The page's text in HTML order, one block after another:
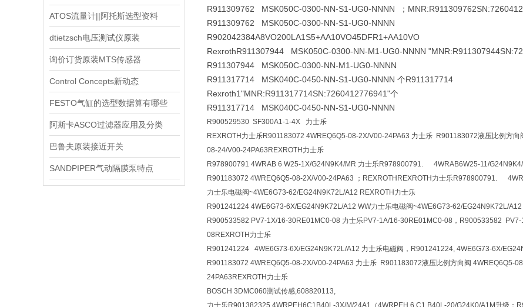
ATOS流量计||阿托斯选型资料
dtietzsch电压测试仪原装
询价订货原装MTS传感器
Control Concepts新动态
FESTO气缸的选型数据算有哪些
阿斯卡ASCO过滤器应用及分类
巴鲁夫原装接近开关
SANDPIPER气动隔膜泵特点
R911309762 MSK050C-0300-NN-S1-UG0-NNNN ；
R911309762 MSK050C-0300-NN-S1-UG0-NNNN
R902042384A8VO200LA1S5+AA10VO45DFR1+AA10VO
RexrothR911307944 MSK050C-0300-NN-M1-UG0-NNNN
R911307944 MSK050C-0300-NN-M1-UG0-NNNN
R911317714 MSK040C-0450-NN-S1-UG0-NNNN 个R911317714
Rexroth1"MNR:R911317714SN:7260412776941"个
R911317714 MSK040C-0450-NN-S1-UG0-NNNN
R900529530 SF300A1-1-4X 力士乐
REXROTH力士乐R901183072 4WREQ6Q5-08-2X/V00-24PA63 力士乐 R901183072液压比例方
08-24/V00-24PA63REXROTH力士乐
R978900791 4WRAB 6 W25-1X/G24N9K4/MR 力士乐R978900791. 4WRAB6W25-11/
R901183072 4WREQ6Q5-08-2X/V00-24PA63 ；REXROTHREXROTH力士乐R978900791.
力士乐电磁阀~4WE6G73-62/EG24N9K72L/A12 REXROTH力士乐
R901241224 4WE6G73-6X/EG24N9K72L/A12 WW力士乐电磁阀~4WE6G73-62/EG24N9K72L/
R900533582 PV7-1X/16-30RE01MC0-08 力士乐PV7-1A/16-30RE01MC0-08，R900533582
08REXROTH力士乐
R901241224 4WE6G73-6X/EG24N9K72L/A12 力士乐电磁阀，R901241224, 4WE6G73-6X/
R901183072 4WREQ6Q5-08-2X/V00-24PA63 力士乐 R901183072液压比例方向阀 4WREQ6Q5-
24PA63REXROTH力士乐
BOSCH 3DMC060测试传感,608820113,
力士乐R901382325 4WRPEH6C1B40L-3X/M/24A1（4WRPEH 6 C1 B40L-20/G24K0/A1M升级：